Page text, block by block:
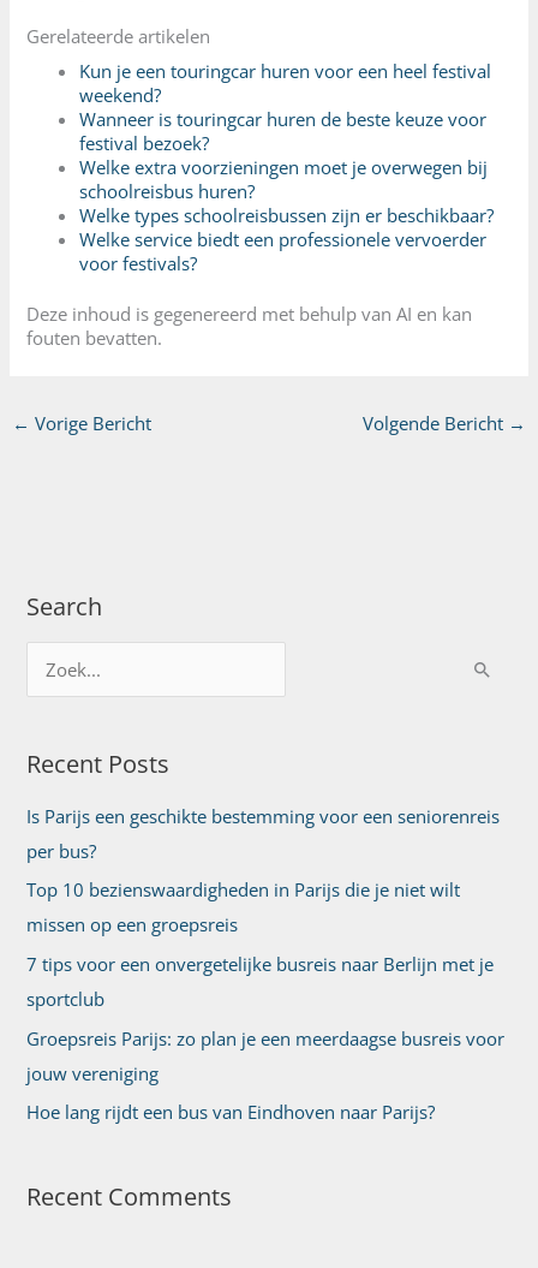
Gerelateerde artikelen
Kun je een touringcar huren voor een heel festival
weekend?
Wanneer is touringcar huren de beste keuze voor
festival bezoek?
Welke extra voorzieningen moet je overwegen bij
schoolreisbus huren?
Welke types schoolreisbussen zijn er beschikbaar?
Welke service biedt een professionele vervoerder
voor festivals?
Deze inhoud is gegenereerd met behulp van AI en kan
fouten bevatten.
← Vorige Bericht Volgende Bericht →
Search
o
k
a
a
r
:
Recent Posts
Is Parijs een geschikte bestemming voor een seniorenreis
per bus?
Top 10 bezienswaardigheden in Parijs die je niet wilt
missen op een groepsreis
7 tips voor een onvergetelijke busreis naar Berlijn met je
sportclub
Groepsreis Parijs: zo plan je een meerdaagse busreis voor
jouw vereniging
Hoe lang rijdt een bus van Eindhoven naar Parijs?
Recent Comments